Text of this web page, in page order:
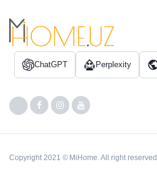
ChatGPT Perplexity
Copyright 2021 © MiHome. All right reserved.